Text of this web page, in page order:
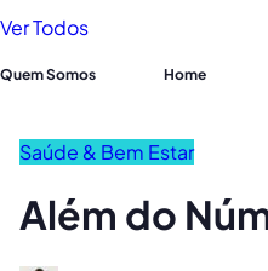
Ver Todos
Quem Somos Home
Saúde & Bem Estar
Além do